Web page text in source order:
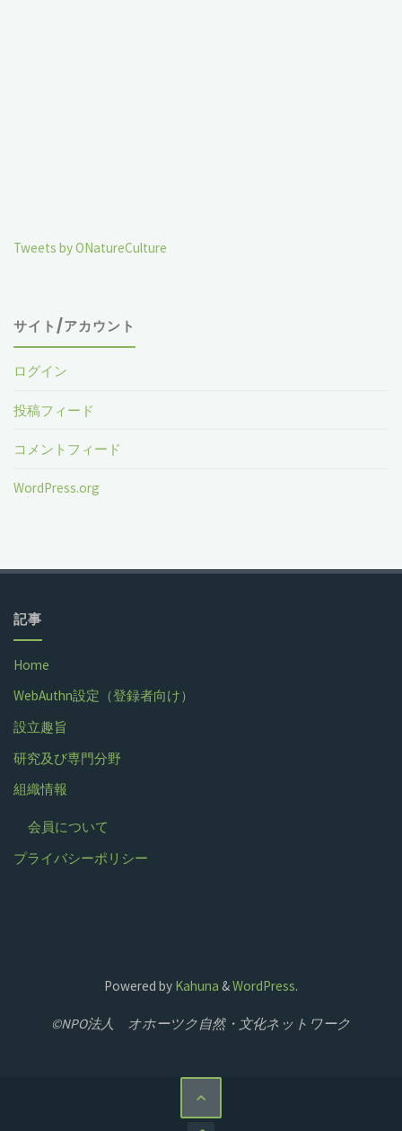
Tweets by ONatureCulture
サイト/アカウント
ログイン
投稿フィード
コメントフィード
WordPress.org
記事
Home
WebAuthn設定（登録者向け）
設立趣旨
研究及び専門分野
組織情報
会員について
プライバシーポリシー
Powered by Kahuna &WordPress.
©NPO法人 オホーツク自然・文化ネットワーク